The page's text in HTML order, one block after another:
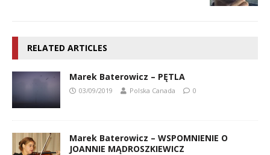
RELATED ARTICLES
Marek Baterowicz – PĘTLA
03/09/2019 Polska Canada 0
Marek Baterowicz – WSPOMNIENIE O
JOANNIE MĄDROSZKIEWICZ